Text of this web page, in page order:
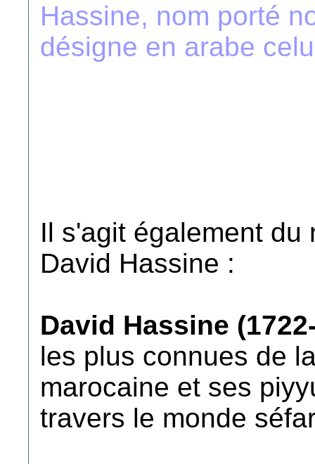
Hassine, nom porté
désigne en arabe
Il s'agit également du
David Hassine :
David Hassine
les plus connues de
marocaine et ses
travers le monde